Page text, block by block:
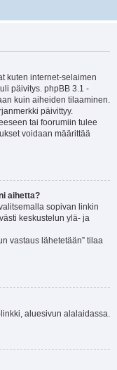
kuten internet-selaimen
päivitys. phpBB 3.1 -
kuin aiheiden tilaaminen.
päivittyy.
tai foorumiin tulee
voidaan määrittää
aihetta?
sopivan linkin
keskustelun ylä- ja
vastaus lähetetään” tilaa
aluesivun alalaidassa.